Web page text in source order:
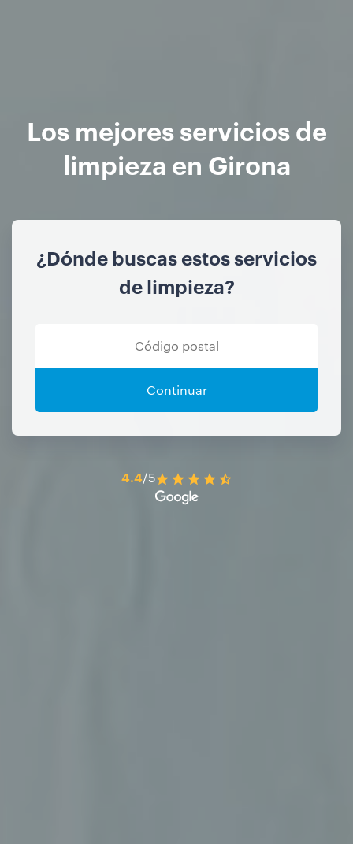
Los mejores servicios de
limpieza en Girona
¿Dónde buscas estos servicios
de limpieza?
Continuar
4.4/5